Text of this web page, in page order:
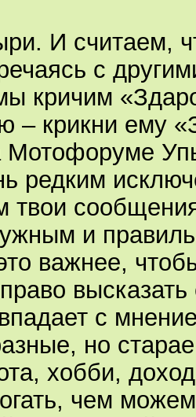
И считаем,
с
кричим
– крикни ему
Мотофоруме
редким
твои
и
важнее,
с
но
хобби,
чем